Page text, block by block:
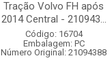
Tração Volvo FH após
2014 Central - 210943...
Código: 16704
Embalagem: PC
Número Original: 21094388